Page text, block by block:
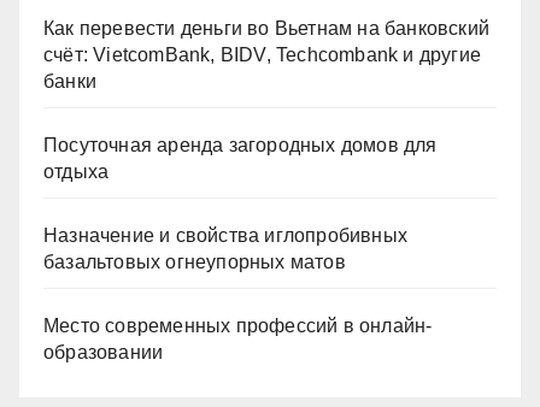
Как перевести деньги во Вьетнам на банковский
счёт: VietcomBank, BIDV, Techcombank и другие
банки
Посуточная аренда загородных домов для
отдыха
Назначение и свойства иглопробивных
базальтовых огнеупорных матов
Место современных профессий в онлайн-
образовании